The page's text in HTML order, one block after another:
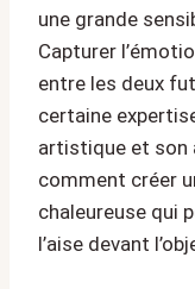
une grande
Capturer
entre les deux
certaine
artistique et son
comment créer
chaleureuse qui
l’aise devant